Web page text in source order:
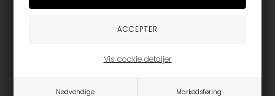
Nødvendige Markedsføring
Vis cookie detaljer
Onesize Onesize